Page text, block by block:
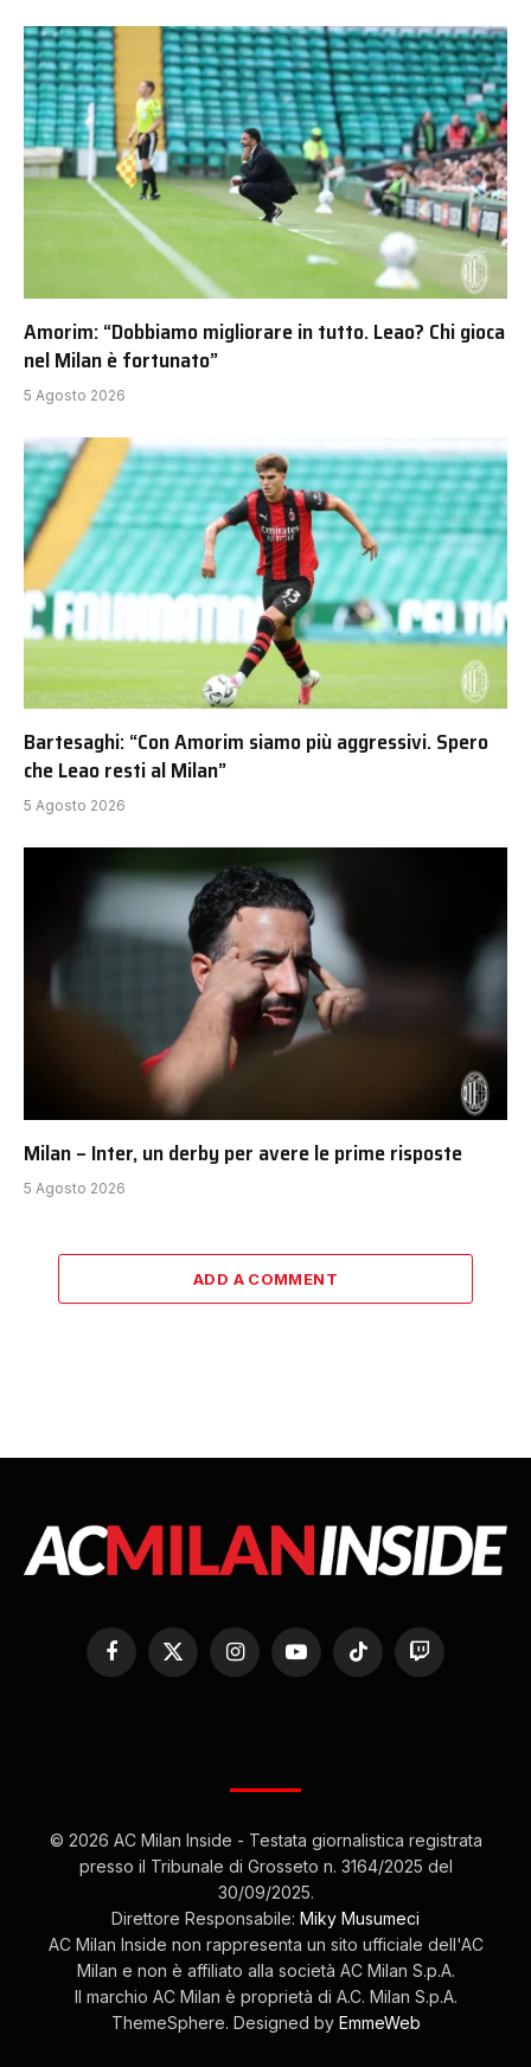
Amorim: “Dobbiamo migliorare in tutto. Leao? Chi gioca
nel Milan è fortunato”
5 Agosto 2026
Bartesaghi: “Con Amorim siamo più aggressivi. Spero
che Leao resti al Milan”
5 Agosto 2026
Milan – Inter, un derby per avere le prime risposte
5 Agosto 2026
ADD A COMMENT
Facebook
X
(Twitter)
InstagramYouTubeTikTok Twitch
© 2026 AC Milan Inside - Testata giornalistica registrata
presso il Tribunale di Grosseto n. 3164/2025 del
30/09/2025.
Direttore Responsabile: Miky Musumeci
AC Milan Inside non rappresenta un sito ufficiale dell'AC
Milan e non è affiliato alla società AC Milan S.p.A.
Il marchio AC Milan è proprietà di A.C. Milan S.p.A.
ThemeSphere. Designed by EmmeWeb